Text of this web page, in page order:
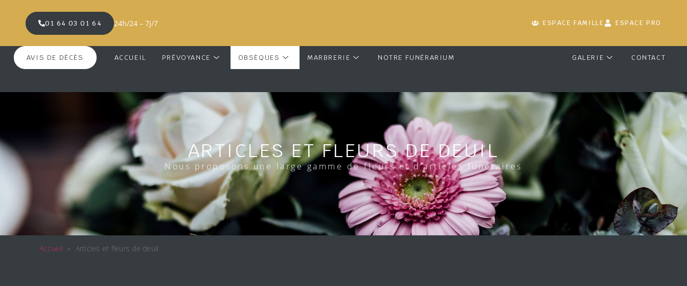
01 64 03 01 64 24h/24 – 7j/7 ESPACE FAMILLE ESPACE PRO
AVIS DE DÉCÈS ACCUEIL PRÉVOYANCE OBSÈQUES MARBRERIE NOTRE FUNÉRARIUM GALERIE CONTACT
ARTICLES ET FLEURS DE DEUIL
Nous proposons une large gamme de fleurs et d’articles funéraires
Accueil » Articles et fleurs de deuil